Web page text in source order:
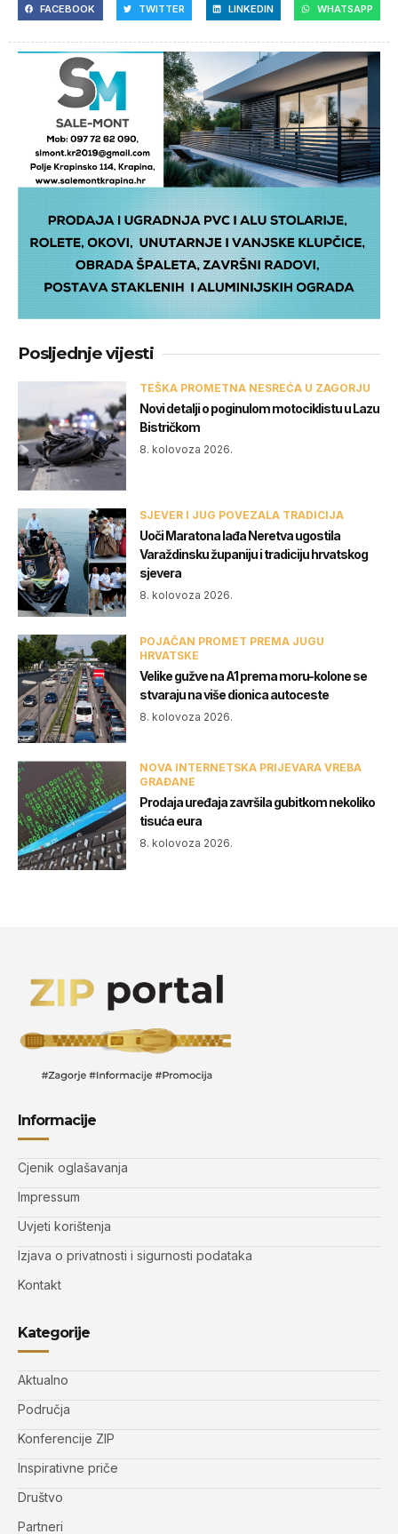
FACEBOOK TWITTER LINKEDIN WHATSAPP
Posljednje vijesti
TEŠKA PROMETNA NESREĆA U ZAGORJU
Novi detalji o poginulom motociklistu u Lazu
Bistričkom
8. kolovoza 2026.
SJEVER I JUG POVEZALA TRADICIJA
Uoči Maratona lađa Neretva ugostila
Varaždinsku županiju i tradiciju hrvatskog
sjevera
8. kolovoza 2026.
POJAČAN PROMET PREMA JUGU
HRVATSKE
Velike gužve na A1 prema moru-kolone se
stvaraju na više dionica autoceste
8. kolovoza 2026.
NOVA INTERNETSKA PRIJEVARA VREBA
GRAĐANE
Prodaja uređaja završila gubitkom nekoliko
tisuća eura
8. kolovoza 2026.
Informacije
Cjenik oglašavanja
Impressum
Uvjeti korištenja
Izjava o privatnosti i sigurnosti podataka
Kontakt
Kategorije
Aktualno
Područja
Konferencije ZIP
Inspirativne priče
Društvo
Partneri